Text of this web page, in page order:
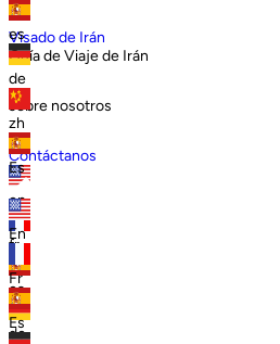
Visado de Irán
Guía de Viaje de Irán
sobre nosotros
Contáctanos
en
fr
es
de
es
de
zh
Es
En
Fr
Es